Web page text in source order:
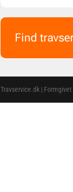
Find
Travservice.dk |